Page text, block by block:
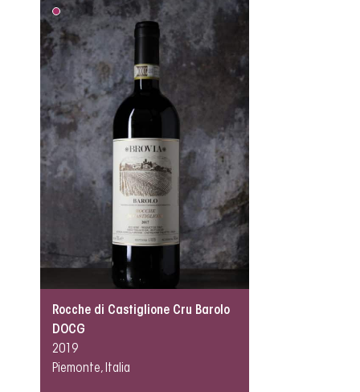
Rocche di Castiglione Cru Barolo
DOCG
2019
Piemonte, Italia